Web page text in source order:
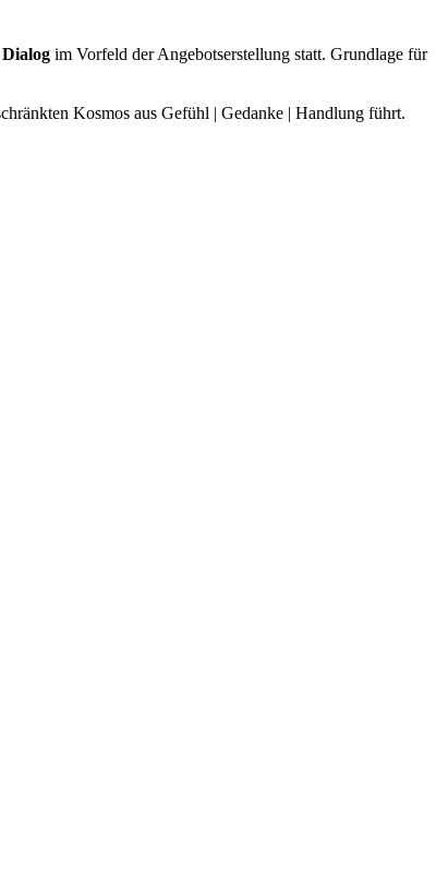
im Vorfeld der Angebotserstellung statt. Grundlage für
Kosmos aus Gefühl | Gedanke | Handlung führt.